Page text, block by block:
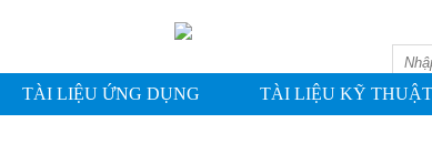
TÀI LIỆU ỨNG DỤNG TÀI LIỆU KỸ THUẬT